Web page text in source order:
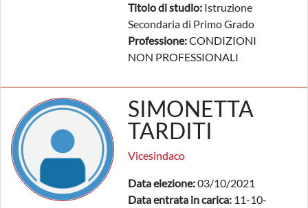
Titolo di studio: Istruzione
Secondaria di Primo Grado
Professione:CONDIZIONI
NON PROFESSIONALI
SIMONETTA
TARDITI
Vicesindaco
Data elezione:03/10/2021
Data entrata in carica: 11-10-